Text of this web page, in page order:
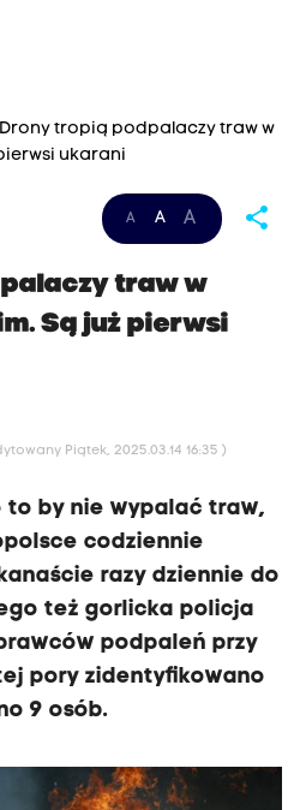
Drony tropią podpalaczy traw w
ukarani
A A A share
traw w
Są już pierwsi
Piątek, 2025.03.14 16:35 )
to by nie wypalać traw,
codziennie
razy dziennie do
też gorlicka policja
podpaleń przy
pory zidentyfikowano
9 osób.